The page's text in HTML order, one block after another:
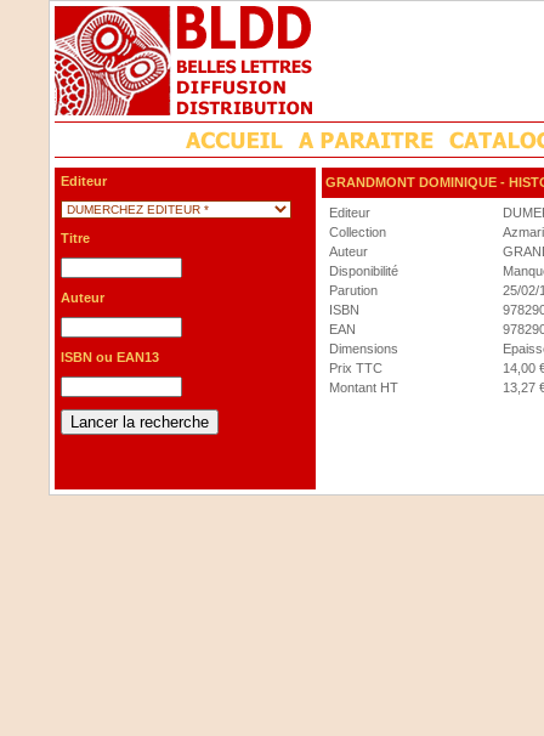
Editeur
Titre
Auteur
ISBN ou EAN13
GRANDMONT DOMINIQUE -
Editeur
Collection
Azmari
Auteur
Disponibilité
Parution
25/02/
ISBN
EAN
Dimensions
Prix TTC
14,00
Montant HT
13,27